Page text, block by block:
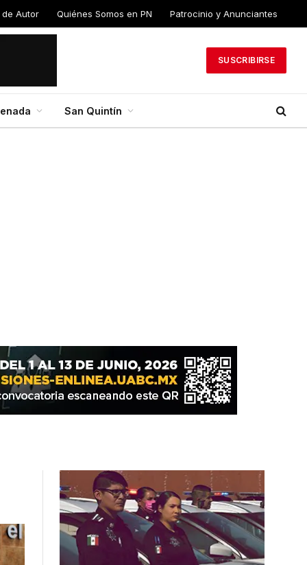
Autor Quiénes Somos en PN Patrocinio y Anunciantes
SUSCRIBIRSE
San Quintín